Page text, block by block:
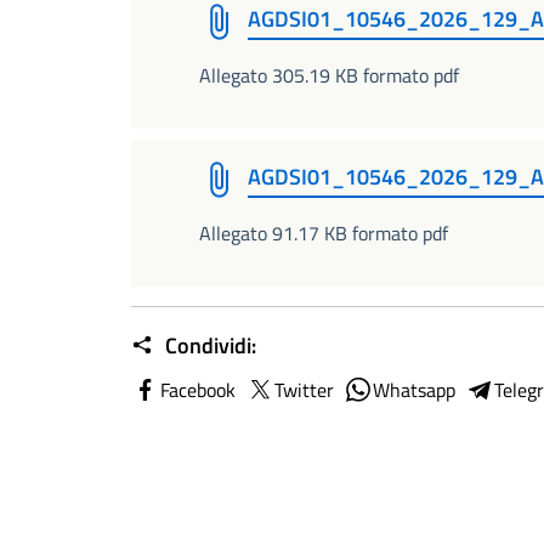
Allegato 305.19 KB formato pdf
Allegato 91.17 KB formato pdf
Condividi:
Facebook Twitter Whatsapp